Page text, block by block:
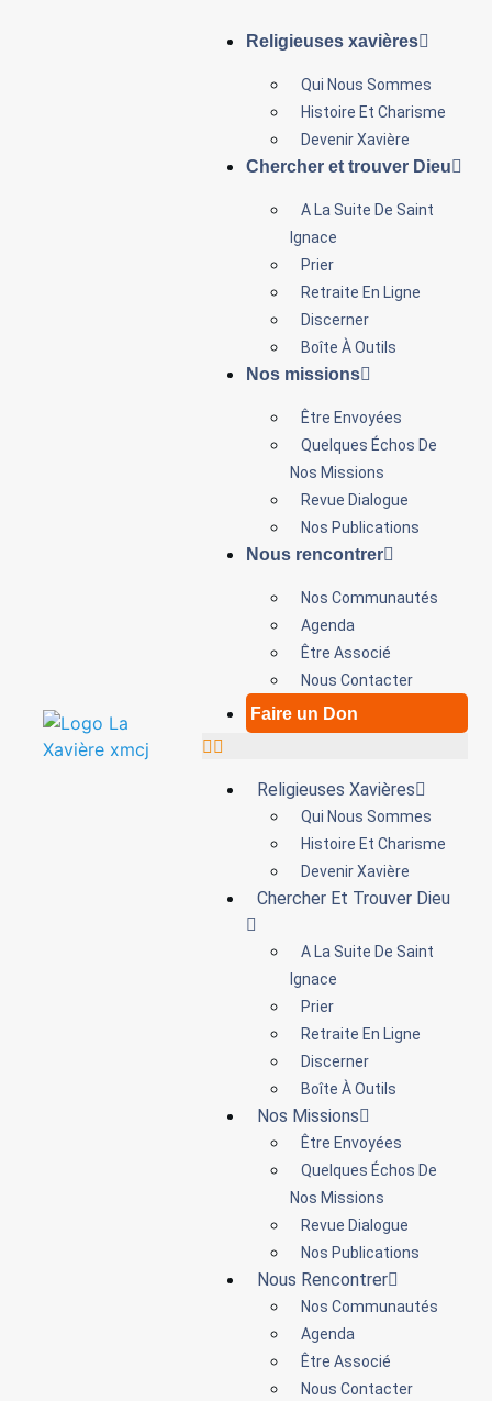
Religieuses xavières
Qui Nous Sommes
Histoire Et Charisme
Devenir Xavière
Chercher et trouver Dieu
A La Suite De Saint
Ignace
Prier
Retraite En Ligne
Discerner
Boîte À Outils
Nos missions
Être Envoyées
Quelques Échos De
Nos Missions
Revue Dialogue
Nos Publications
Nous rencontrer
Nos Communautés
Agenda
Être Associé
Nous Contacter
Faire un Don
Religieuses Xavières
Qui Nous Sommes
Histoire Et Charisme
Devenir Xavière
Chercher Et Trouver Dieu
A La Suite De Saint
Ignace
Prier
Retraite En Ligne
Discerner
Boîte À Outils
Nos Missions
Être Envoyées
Quelques Échos De
Nos Missions
Revue Dialogue
Nos Publications
Nous Rencontrer
Nos Communautés
Agenda
Être Associé
Nous Contacter